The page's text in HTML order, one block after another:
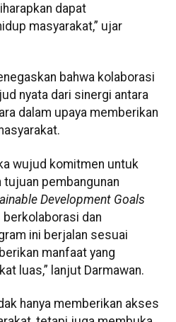
dapat
masyarakat,” ujar
bahwa kolaborasi
nyata dari sinergi antara
dalam upaya memberikan
wujud komitmen untuk
pembangunan
Development Goals
berkolaborasi dan
ini berjalan sesuai
manfaat yang
luas,” lanjut Darmawan.
hanya memberikan akses